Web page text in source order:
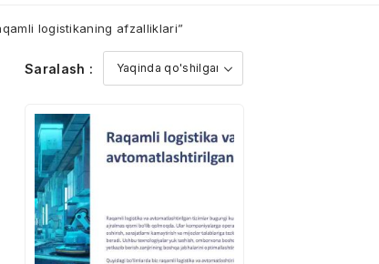
logistikaning afzalliklari”
Saralash :